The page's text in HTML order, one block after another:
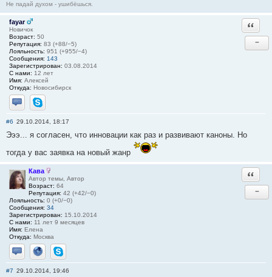
Не падай духом - ушибёшься.
fayar
Новичок
Возраст: 50
Репутация: 83 (+88/−5)
Лояльность: 951 (+955/−4)
Сообщения: 143
Зарегистрирован: 03.08.2014
С нами: 12 лет
Имя: Алексей
Откуда: Новосибирск
Отправить личное сообщение
Skype
−
#6 29.10.2014, 18:17
Эээ... я согласен, что инновации как раз и развивают каноны. Но
тогда у вас заявка на новый жанр
Кава
Автор темы, Автор
Возраст: 64
Репутация: 42 (+42/−0)
Лояльность: 0 (+0/−0)
Сообщения: 34
Зарегистрирован: 15.10.2014
С нами: 11 лет 9 месяцев
Имя: Елена
Откуда: Москва
Отправить личное сообщение
СайтSkype
−
#7 29.10.2014, 19:46